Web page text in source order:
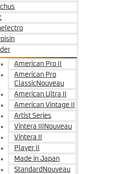
American Pro II
American Pro
ClassicNouveau
American Ultra II
American Vintage II
Artist Series
Vintera III
Nouveau
Vintera II
Player II
Made in Japan
Standard Nouveau